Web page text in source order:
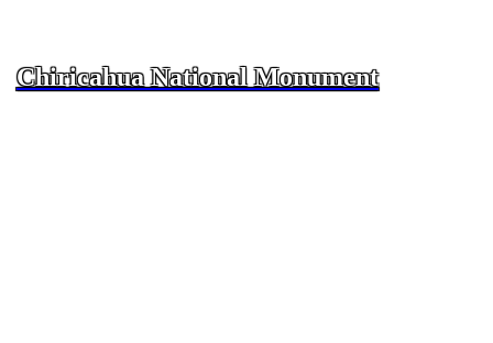
Chiricahua National Monument